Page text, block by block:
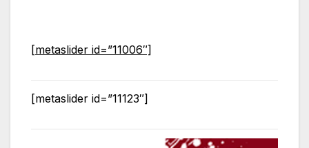
[metaslider id=”11006″]
[metaslider id=”11123″]